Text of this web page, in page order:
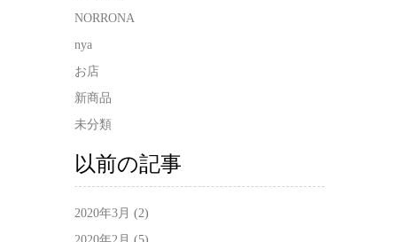
NORRONA
nya
お店
新商品
未分類
以前の記事
2020年3月 (2)